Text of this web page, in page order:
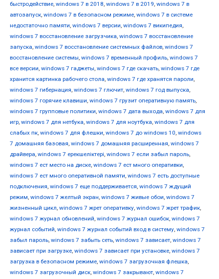
быстродействие, windows 7 в 2018, windows 7 в 2019, windows 7 в
автозапуск, windows 7 в безопасном режиме, windows 7 в системе
недостаточно памяти, windows 7 версии, windows 7 википедия,
windows 7 восстановление загрузчика, windows 7 восстановление
запуска, windows 7 восстановление системных файлов, windows 7
восстановление системы, windows 7 временный профиль, windows 7
все версии, windows 7 гаджеты, windows 7 где скачать, windows 7 где
хранится картинка рабочего стола, windows 7 где хранятся пароли,
windows 7 гибернация, windows 7 глючит, windows 7 год выпуска,
windows 7 горячие клавиши, windows 7 грузит оперативную память,
windows 7 групповые политики, windows 7 дата выхода, windows 7 для
игр, windows 7 для нетбука, windows 7 для ноутбука, windows 7 для
слабых пк, windows 7 для флешки, windows 7 до windows 10, windows
7 домашняя базовая, windows 7 домашняя расширенная, windows 7
драйвера, windows 7 ерекшеліктері, windows 7 если забыл пароль,
windows 7 ест место на диске, windows 7 ест много оперативки,
windows 7 ест много оперативной памяти, windows 7 есть доступные
подключения, windows 7 еще поддерживается, windows 7 ждущий
режим, windows 7 желтый экран, windows 7 живые обои, windows 7
жизненный цикл, windows 7 жрет оперативку, windows 7 жрет трафик,
windows 7 журнал обновлений, windows 7 журнал ошибок, windows 7
журнал событий, windows 7 журнал событий вход в систему, windows 7
забыл пароль, windows 7 забыть сеть, windows 7 зависает, windows 7
зависает при загрузке, windows 7 зависает при установке, windows 7
загрузка в безопасном режиме, windows 7 загрузочная флешка,
windows 7 загрузочный диск, windows 7 закрывают, windows 7